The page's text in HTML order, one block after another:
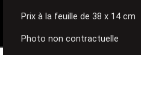
Prix à la feuille de 38 x 14 cm
Photo non contractuelle